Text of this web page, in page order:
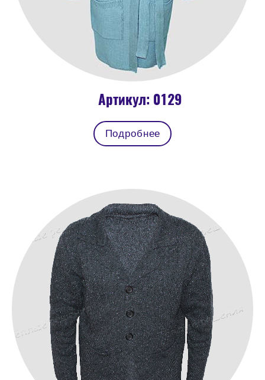
Артикул: 0129
Подробнее